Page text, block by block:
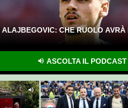
CHE RUOLO AVRÀ
ASCOLTA IL PODCAST